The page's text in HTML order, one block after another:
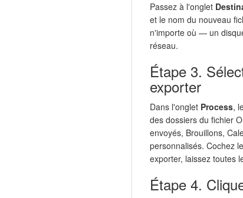
Passez à l'onglet
et le nom du nouveau
n'importe où — un
réseau.
Étape 3.
exporter
Dans l'onglet Process,
des dossiers du fichier
envoyés, Brouillons,
personnalisés. Cochez
exporter, laissez toutes
Étape 4.